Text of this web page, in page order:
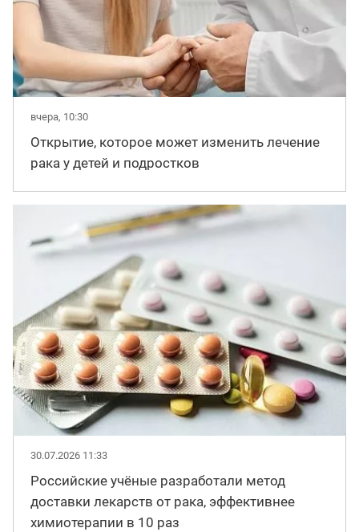
вчера, 10:30
Открытие, которое может изменить лечение
рака у детей и подростков
30.07.2026 11:33
Российские учёные разработали метод
доставки лекарств от рака, эффективнее
химиотерапии в 10 раз